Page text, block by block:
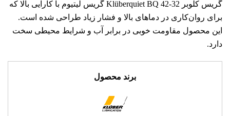
گریس کلوبر Klüberquiet BQ 42-32‎ گریس لیتیوم با کارایی بالا که
برای روان‌کاری در دماهای بالا و فشار زیاد طراحی شده است.
این محصول مقاومت خوبی در برابر آب و شرایط محیطی سخت
دارد.
برند محصول